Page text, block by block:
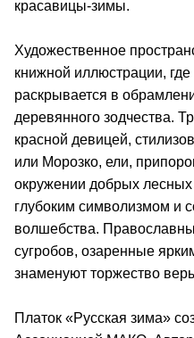
красавицы-зимы.
Художественное
книжной иллюстрации,
раскрывается в
деревянного зодчества.
красной девицей,
или Морозко, ели,
окружении добрых
глубоким символизмом и
волшебства.
сугробов, озаренные
знаменуют торжество
Платок «Русская зима»